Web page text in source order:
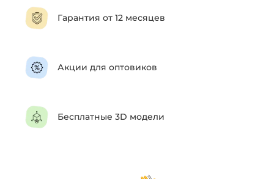
Гарантия от 12 месяцев
Акции для оптовиков
Бесплатные 3D модели